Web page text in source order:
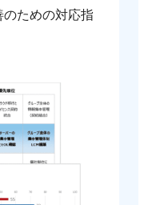
ための対応指